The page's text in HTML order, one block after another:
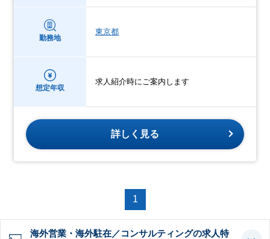
勤務地
東京都
想定年収
求人紹介時にご案内します
詳しく見る
1
海外営業・海外駐在／コンサルティングの求人特